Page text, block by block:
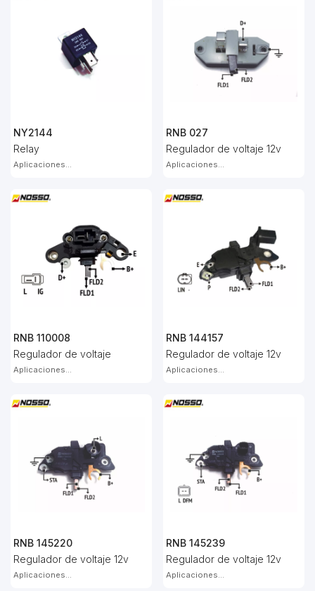
NY2144
Relay
Aplicaciones...
RNB 027
Regulador de voltaje 12v
Aplicaciones...
RNB 110008
Regulador de voltaje
Aplicaciones...
RNB 144157
Regulador de voltaje 12v
Aplicaciones...
RNB 145220
Regulador de voltaje 12v
Aplicaciones...
RNB 145239
Regulador de voltaje 12v
Aplicaciones...